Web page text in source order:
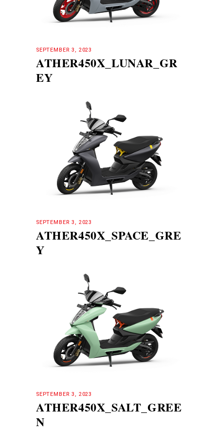
SEPTEMBER 3, 2023
ATHER450X_LUNAR_GR
EY
SEPTEMBER 3, 2023
ATHER450X_SPACE_GRE
Y
SEPTEMBER 3, 2023
ATHER450X_SALT_GREE
N